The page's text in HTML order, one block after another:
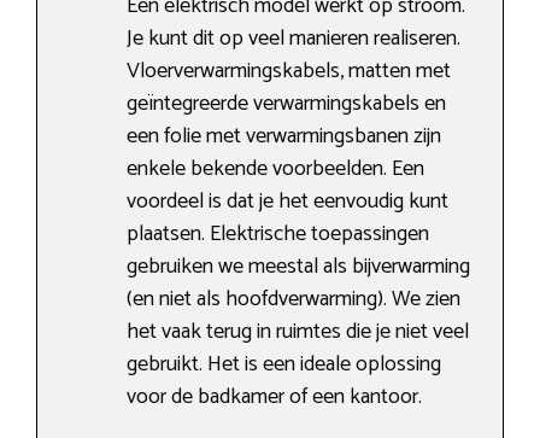
Je kunt dit op veel manieren realiseren.
Vloerverwarmingskabels, matten met
geïntegreerde verwarmingskabels en
een folie met verwarmingsbanen zijn
enkele bekende voorbeelden. Een
voordeel is dat je het eenvoudig kunt
plaatsen. Elektrische toepassingen
gebruiken we meestal als bijverwarming
(en niet als hoofdverwarming). We zien
het vaak terug in ruimtes die je niet veel
gebruikt. Het is een ideale oplossing
voor de badkamer of een kantoor.